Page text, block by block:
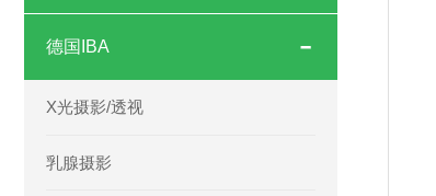
德国IBA
X光摄影/透视
乳腺摄影